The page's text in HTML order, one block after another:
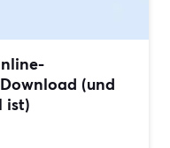
(und
ist)